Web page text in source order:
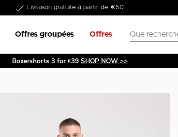
Dans les 1-3 jours livrable
Offres groupées Offres
Boxershorts 3 for €39 SHOP NOW >>